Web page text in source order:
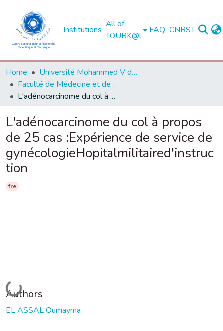
Institutions
All of
TOUBK@l
FAQ CNRST
Home
Université Mohammed V de Rabat
Faculté de Médecine et de Pharmacie - Rabat
L'adénocarcinome du col à propos de 25 cas :Expérience de service de gynécologieHopitalmilitaired'instruction
L'adénocarcinome du col à propos
de 25 cas :Expérience de service de
gynécologieHopitalmilitaired'instruc
tion
fre
Loading...
Authors
EL ASSAL Oumayma